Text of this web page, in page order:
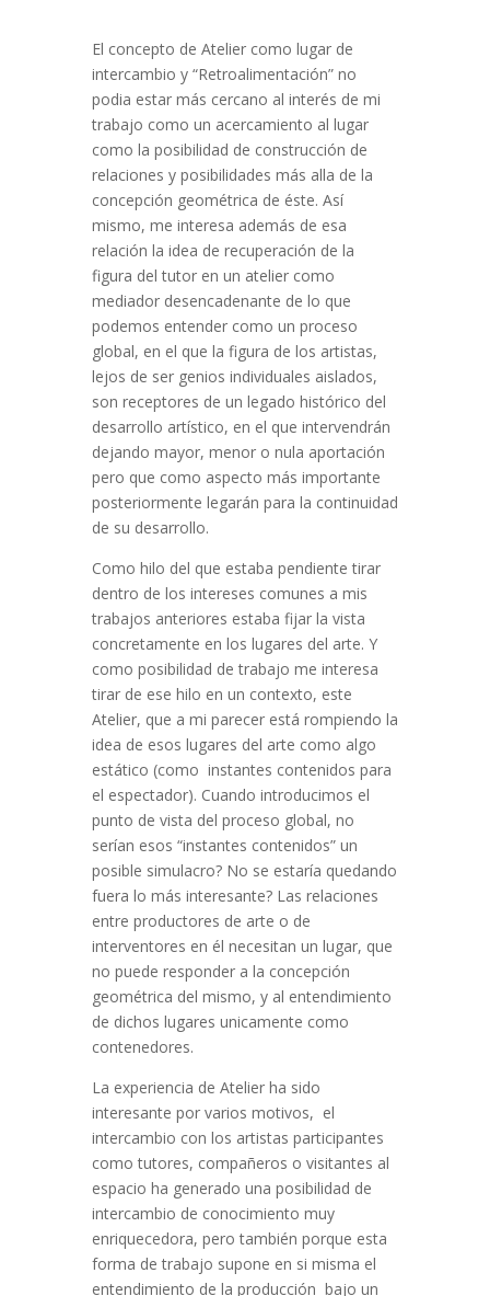
El concepto de Atelier como lugar de
intercambio y “Retroalimentación” no
podia estar más cercano al interés de mi
trabajo como un acercamiento al lugar
como la posibilidad de construcción de
relaciones y posibilidades más alla de la
concepción geométrica de éste. Así
mismo, me interesa además de esa
relación la idea de recuperación de la
figura del tutor en un atelier como
mediador desencadenante de lo que
podemos entender como un proceso
global, en el que la figura de los artistas,
lejos de ser genios individuales aislados,
son receptores de un legado histórico del
desarrollo artístico, en el que intervendrán
dejando mayor, menor o nula aportación
pero que como aspecto más importante
posteriormente legarán para la continuidad
de su desarrollo.
Como hilo del que estaba pendiente tirar
dentro de los intereses comunes a mis
trabajos anteriores estaba fijar la vista
concretamente en los lugares del arte. Y
como posibilidad de trabajo me interesa
tirar de ese hilo en un contexto, este
Atelier, que a mi parecer está rompiendo la
idea de esos lugares del arte como algo
estático (como instantes contenidos para
el espectador). Cuando introducimos el
punto de vista del proceso global, no
serían esos “instantes contenidos” un
posible simulacro? No se estaría quedando
fuera lo más interesante? Las relaciones
entre productores de arte o de
interventores en él necesitan un lugar, que
no puede responder a la concepción
geométrica del mismo, y al entendimiento
de dichos lugares unicamente como
contenedores.
La experiencia de Atelier ha sido
interesante por varios motivos, el
intercambio con los artistas participantes
como tutores, compañeros o visitantes al
espacio ha generado una posibilidad de
intercambio de conocimiento muy
enriquecedora, pero también porque esta
forma de trabajo supone en si misma el
entendimiento de la producción bajo un